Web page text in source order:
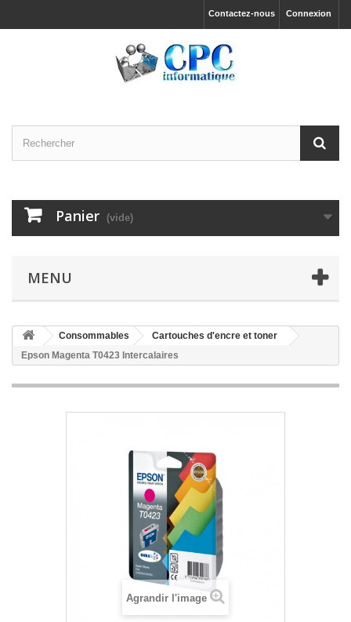
Connexion
Contactez-nous
Panier (vide)
MENU
Consommables
Cartouches d'encre et toner
Epson Magenta T0423 Intercalaires
Agrandir l'image